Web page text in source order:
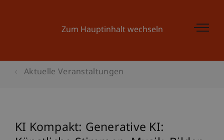
Zum Hauptinhalt wechseln
Aktuelle Veranstaltungen
KI Kompakt: Generative KI: